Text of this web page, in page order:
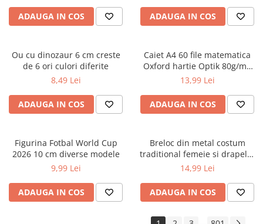
Cărți ilustrate și interactive
Materiale educaționale
Benzi desenate
Hobby și activități pentru copii
Educație și carte școlară
Culegeri și materiale auxiliare
Caiete de vacanță
Bibliografie școlară
Bibliografie didactică
Dicționare și gramatici
ADAUGA IN COS ADAUGA IN COS
Ou cu dinozaur 6 cm creste
de 6 ori culori diferite
8,49 Lei
ADAUGA IN COS
Caiet A4 60 file matematica
Oxford hartie Optik 80g/mp
motiv Touch Pastel
13,99 Lei
ADAUGA IN COS
Figurina Fotbal World Cup
2026 10 cm diverse modele
9,99 Lei
ADAUGA IN COS
Breloc din metal costum
traditional femeie si drapelul
Romaniei 9 cm
14,99 Lei
ADAUGA IN COS